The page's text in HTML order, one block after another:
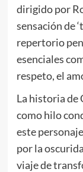
dirigido por
sensación de
repertorio
esenciales
respeto, el
La historia de
como hilo
este
por la
viaje de